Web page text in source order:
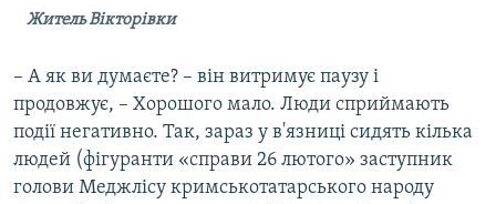
Житель Вікторівки
– А як ви думаєте? – він витримує паузу і
продовжує, – Хорошого мало. Люди сприймають
події негативно. Так, зараз у в'язниці сидять кілька
людей (фігуранти «справи 26 лютого» заступник
голови Меджлісу кримськотатарського народу